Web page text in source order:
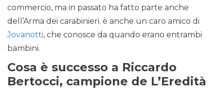
commercio, ma in passato ha fatto parte anche
dell’Arma dei carabinieri. è anche un caro amico di
Jovanotti, che conosce da quando erano entrambi
bambini.
Cosa è successo a Riccardo
Bertocci, campione de L’Eredità